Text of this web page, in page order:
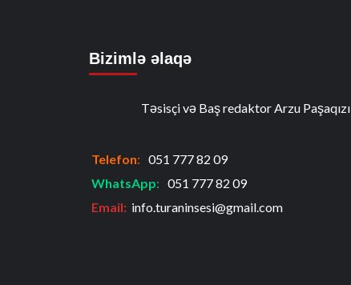
Bizimlə əlaqə
Təsisçi və Baş redaktor Arzu Paşaqızı
Telefon: 051 777 82 09
WhatsApp: 051 777 82 09
Email: info.turaninsesi@gmail.com